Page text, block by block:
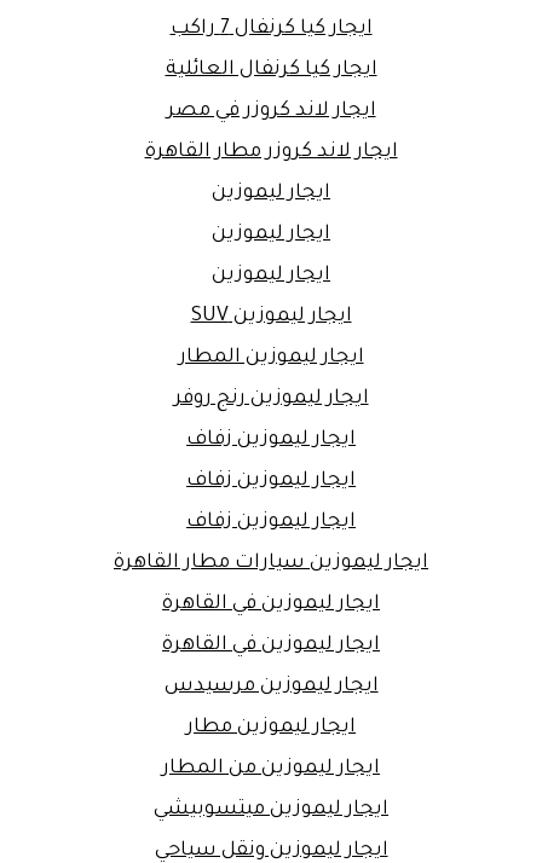
ايجار كيا كرنفال 7 راكب
ايجار كيا كرنفال العائلية
ايجار لاند كروزر في مصر
ايجار لاند كروزر مطار القاهرة
ايجار ليموزين
ايجار ليموزين
ايجار ليموزين
ايجار ليموزين SUV
ايجار ليموزين المطار
ايجار ليموزين رنج روفر
ايجار ليموزين زفاف
ايجار ليموزين زفاف
ايجار ليموزين زفاف
ايجار ليموزين سيارات مطار القاهرة
ايجار ليموزين في القاهرة
ايجار ليموزين في القاهرة
ايجار ليموزين مرسيدس
ايجار ليموزين مطار
ايجار ليموزين من المطار
ايجار ليموزين ميتسوبيشي
ايجار ليموزين ونقل سياحي